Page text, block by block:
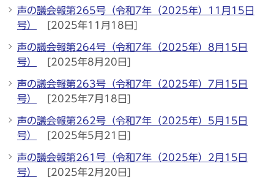
声の議会報第265号（令和7年（2025年）11月15日
号）
[2025年11月18日]
声の議会報第264号（令和7年（2025年）8月15日
号）
[2025年8月20日]
声の議会報第263号（令和7年（2025年）7月15日
号）
[2025年7月18日]
声の議会報第262号（令和7年（2025年）5月15日
号）
[2025年5月21日]
声の議会報第261号（令和7年（2025年）2月15日
号）
[2025年2月20日]